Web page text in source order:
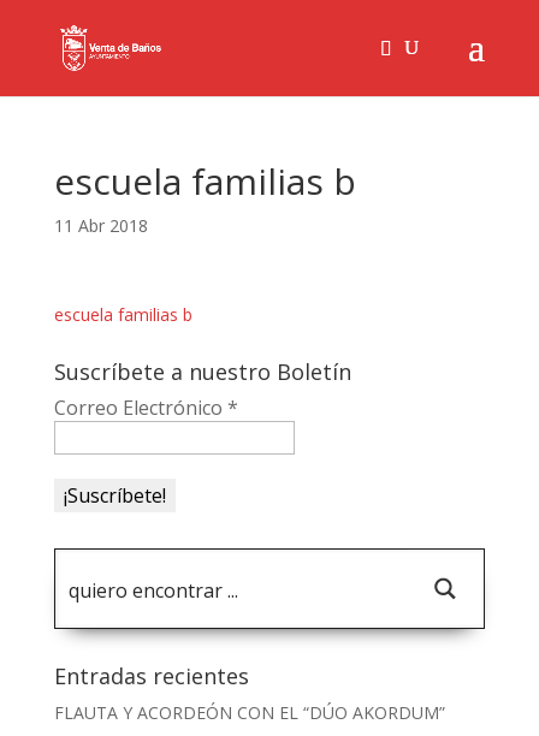
escuela familias b
11 Abr 2018
escuela familias b
Suscríbete a nuestro Boletín
Correo Electrónico *
Entradas recientes
FLAUTA Y ACORDEÓN CON EL “DÚO AKORDUM”